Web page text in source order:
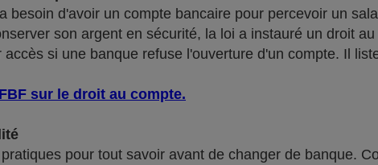
besoin d'avoir un compte bancaire pour percevoir un
son argent en sécurité, la loi a instauré un droit
si une banque refuse l'ouverture d'un compte. Il
sur le droit au compte.
pour tout savoir avant de changer de banque.